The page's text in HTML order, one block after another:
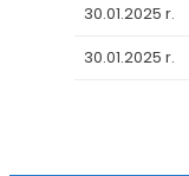
30.01.2025 r.
30.01.2025 r.